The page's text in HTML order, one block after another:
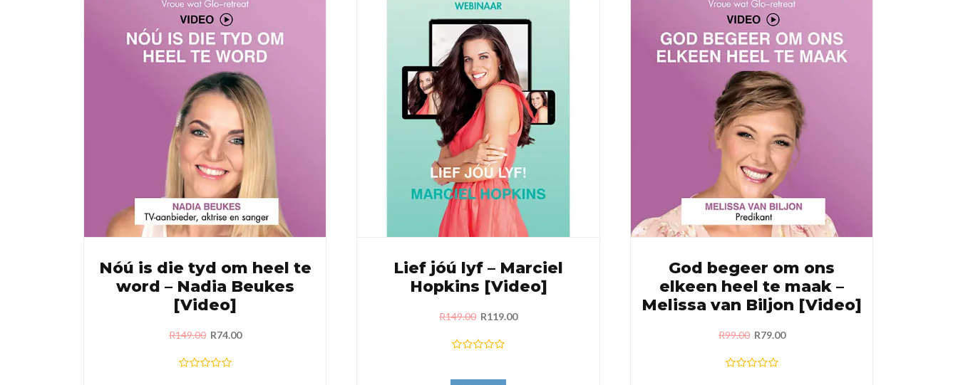
Nóú is die tyd om heel te
word – Nadia Beukes
[Video]
R149.00 R74.00
Lief jóú lyf – Marciel
Hopkins [Video]
R149.00 R119.00
God begeer om ons
elkeen heel te maak –
Melissa van Biljon [Video]
R99.00 R79.00